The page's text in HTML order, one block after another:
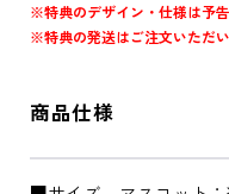
※特典のデザイン・仕様は予
※特典の発送はご注文いただ
商品仕様